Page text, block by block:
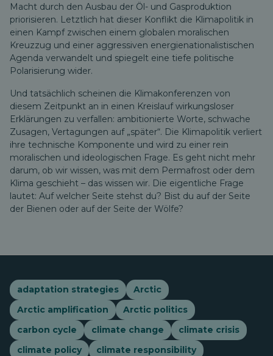
Macht durch den Ausbau der Öl- und Gasproduktion
priorisieren. Letztlich hat dieser Konflikt die Klimapolitik in
einen Kampf zwischen einem globalen moralischen
Kreuzzug und einer aggressiven energienationalistischen
Agenda verwandelt und spiegelt eine tiefe politische
Polarisierung wider.
Und tatsächlich scheinen die Klimakonferenzen von
diesem Zeitpunkt an in einen Kreislauf wirkungsloser
Erklärungen zu verfallen: ambitionierte Worte, schwache
Zusagen, Vertagungen auf „später“. Die Klimapolitik verliert
ihre technische Komponente und wird zu einer rein
moralischen und ideologischen Frage. Es geht nicht mehr
darum, ob wir wissen, was mit dem Permafrost oder dem
Klima geschieht – das wissen wir. Die eigentliche Frage
lautet: Auf welcher Seite stehst du? Bist du auf der Seite
der Bienen oder auf der Seite der Wölfe?
adaptation strategies
Arctic
Arctic amplification
Arctic politics
carbon cycle
climate change
climate crisis
climate policy
climate responsibility